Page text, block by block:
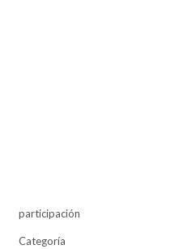
participación
Categoría